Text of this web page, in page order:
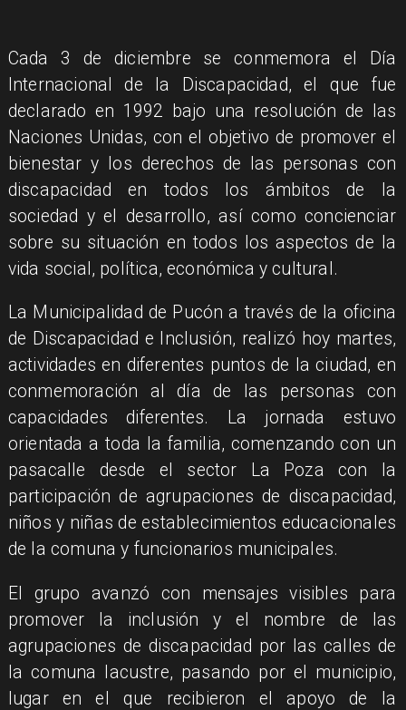
Cada 3 de diciembre se conmemora el Día
Internacional de la Discapacidad, el que fue
declarado en 1992 bajo una resolución de las
Naciones Unidas, con el objetivo de promover el
bienestar y los derechos de las personas con
discapacidad en todos los ámbitos de la
sociedad y el desarrollo, así como concienciar
sobre su situación en todos los aspectos de la
vida social, política, económica y cultural.
La Municipalidad de Pucón a través de la oficina
de Discapacidad e Inclusión, realizó hoy martes,
actividades en diferentes puntos de la ciudad, en
conmemoración al día de las personas con
capacidades diferentes. La jornada estuvo
orientada a toda la familia, comenzando con un
pasacalle desde el sector La Poza con la
participación de agrupaciones de discapacidad,
niños y niñas de establecimientos educacionales
de la comuna y funcionarios municipales.
El grupo avanzó con mensajes visibles para
promover la inclusión y el nombre de las
agrupaciones de discapacidad por las calles de
la comuna lacustre, pasando por el municipio,
lugar en el que recibieron el apoyo de la